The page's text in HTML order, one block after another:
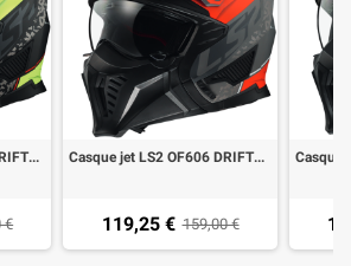
Casque jet LS2 OF606 DRIFTER DEVOR MATT BLACK H-V YELLOW
€
Casque jet LS2 OF606 DRIFTER DEVOR MATT SILVER TITANIUM RED
119,25 € 159,00 €